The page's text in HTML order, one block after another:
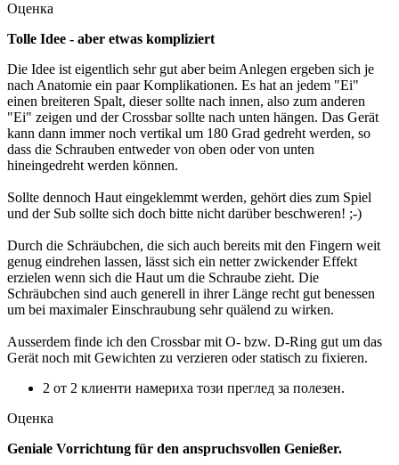
Оценка
Tolle Idee - aber etwas kompliziert
Die Idee ist eigentlich sehr gut aber beim Anlegen ergeben sich je
nach Anatomie ein paar Komplikationen. Es hat an jedem "Ei"
einen breiteren Spalt, dieser sollte nach innen, also zum anderen
"Ei" zeigen und der Crossbar sollte nach unten hängen. Das Gerät
kann dann immer noch vertikal um 180 Grad gedreht werden, so
dass die Schrauben entweder von oben oder von unten
hineingedreht werden können.
Sollte dennoch Haut eingeklemmt werden, gehört dies zum Spiel
und der Sub sollte sich doch bitte nicht darüber beschweren! ;-)
Durch die Schräubchen, die sich auch bereits mit den Fingern weit
genug eindrehen lassen, lässt sich ein netter zwickender Effekt
erzielen wenn sich die Haut um die Schraube zieht. Die
Schräubchen sind auch generell in ihrer Länge recht gut benessen
um bei maximaler Einschraubung sehr quälend zu wirken.
Ausserdem finde ich den Crossbar mit O- bzw. D-Ring gut um das
Gerät noch mit Gewichten zu verzieren oder statisch zu fixieren.
2 от 2 клиенти намериха този преглед за полезен.
Оценка
Geniale Vorrichtung für den anspruchsvollen Genießer.